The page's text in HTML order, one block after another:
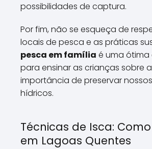
possibilidades de captura.
Por fim, não se esqueça de
locais de pesca e as práticas
pesca em família é uma
para ensinar as crianças sobre
importância de preservar
hídricos.
Técnicas de Isca:
em Lagoas Quentes